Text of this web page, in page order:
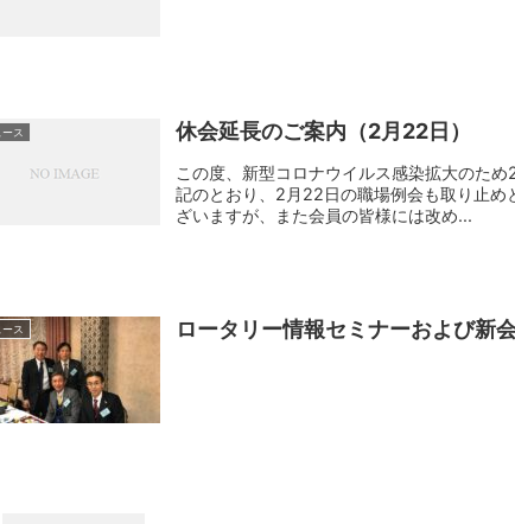
ース 休会延長のご案内（2月22日）
この度、新型コロナウイルス感染拡大のた
記のとおり、2月22日の職場例会も取り止
ざいますが、また会員の皆様には改め...
ス ロータリー情報セミナーおよび新